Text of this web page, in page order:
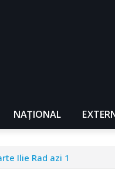
NAŢIONAL
Ilie Rad azi 1